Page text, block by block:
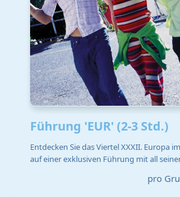
Führung 'EUR' (2-3 Std.)
Entdecken Sie das Viertel XXXII. Europa
auf einer exklusiven Führung mit all
pro